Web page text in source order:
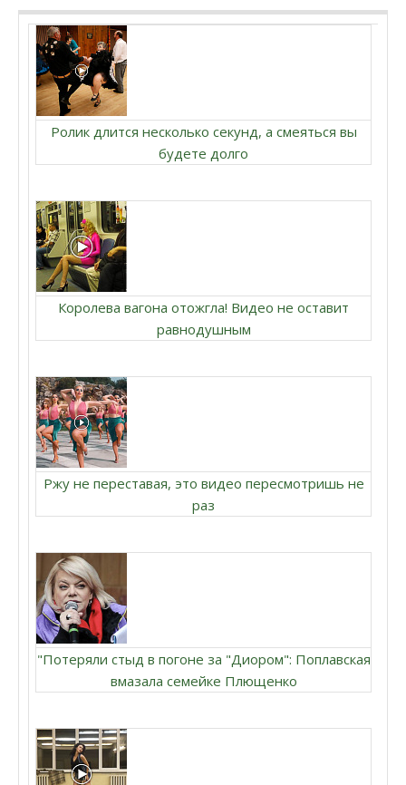
Ролик длится несколько секунд, а смеяться вы
будете долго
Королева вагона отожгла! Видео не оставит
равнодушным
Ржу не переставая, это видео пересмотришь не
раз
"Потеряли стыд в погоне за "Диором": Поплавская
вмазала семейке Плющенко